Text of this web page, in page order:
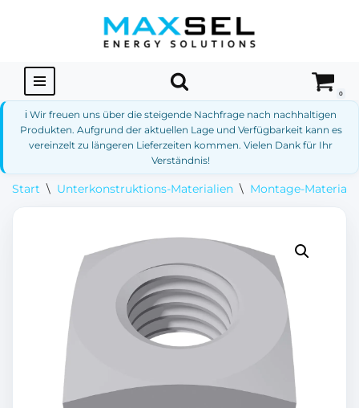
springen
0
ℹ️ Wir freuen uns über die steigende Nachfrage nach nachhaltigen
Produkten. Aufgrund der aktuellen Lage und Verfügbarkeit kann es
vereinzelt zu längeren Lieferzeiten kommen. Vielen Dank für Ihr
Verständnis!
Start \ Unterkonstruktions-Materialien \ Montage-